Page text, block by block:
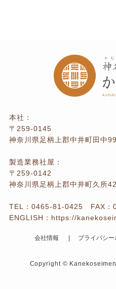
本社：
〒259-0145
神奈川県足柄上郡中井町田中
製造業務社屋：
〒259-0142
神奈川県足柄上郡中井町久所
TEL： 0465-81-0425 FAX：
ENGLISH： https://
会社情報 プライバシー
Copyright ©